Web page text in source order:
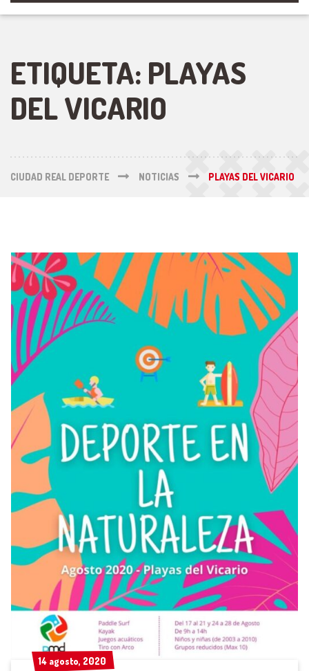
ETIQUETA: PLAYAS
DEL VICARIO
CIUDAD REAL DEPORTE NOTICIAS PLAYAS DEL VICARIO
14 agosto, 2020
14 agosto, 2020